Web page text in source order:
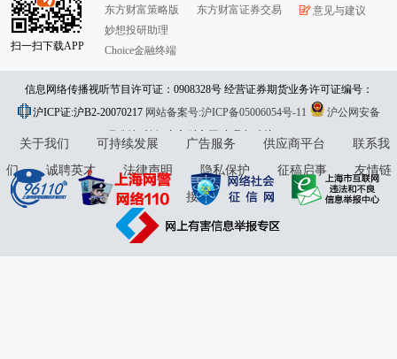
扫一扫下载APP
东方财富策略版
妙想投研助理
Choice金融终端
东方财富证券交易
意见与建议
信息网络传播视听节目许可证：0908328号 经营证券期货业务许可证编号：
913101046312860336 违法和不良信息举报:021-61278686 举报邮箱：
jubao@eastmoney.com
沪ICP证:沪B2-20070217 网站备案号:沪ICP备05006054号-11
沪公网安备
31010402000120号版权所有:东方财富网意见与建议:4000300059/952500
关于我们 可持续发展 广告服务 供应商平台
联系我
们
诚聘英才 法律声明 隐私保护 征稿启事
友情链
接